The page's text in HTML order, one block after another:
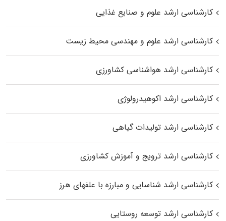
کارشناسی ارشد علوم و صنایع غذایی
کارشناسی ارشد علوم و مهندسی محیط زیست
کارشناسی ارشد هواشناسی کشاورزی
کارشناسی ارشد اکوهیدرولوژی
کارشناسی ارشد تولیدات گیاهی
کارشناسی ارشد ترویج و آموزش کشاورزی
کارشناسی ارشد شناسایی و مبارزه با علفهای هرز
کارشناسی ارشد توسعه روستایی